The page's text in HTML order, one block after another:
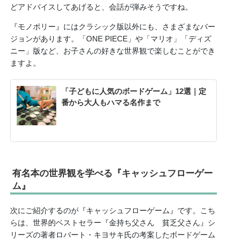
どアドバイスしてあげると、会話が弾みそうですね。
『モノポリー』にはクラシック版以外にも、さまざまなバー
ジョンがあります。「ONE PIECE」や「マリオ」「ディズ
ニー」版など、お子さんの好きな世界観で楽しむことができ
ますよ。
「子どもに人気のボードゲーム」12選｜定
番から大人もハマる名作まで
有名本の世界観を学べる『キャッシュフローゲー
ム』
次にご紹介するのが『キャッシュフローゲーム』です。こち
らは、世界的ベストセラー『金持ち父さん 貧乏父さん』シ
リーズの著者ロバート・キヨサキ氏の考案したボードゲーム